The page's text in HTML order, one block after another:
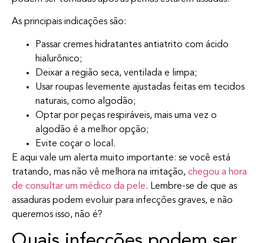
As principais indicações são:
Passar cremes hidratantes antiatrito com ácido
hialurônico;
Deixar a região seca, ventilada e limpa;
Usar roupas levemente ajustadas feitas em tecidos
naturais, como algodão;
Optar por peças respiráveis, mais uma vez o
algodão é a melhor opção;
Evite coçar o local.
E aqui vale um alerta muito importante: se você está
tratando, mas não vê melhora na irritação, chegou a hora
de consultar um médico da pele. Lembre-se de que as
assaduras podem evoluir para infecções graves, e não
queremos isso, não é?